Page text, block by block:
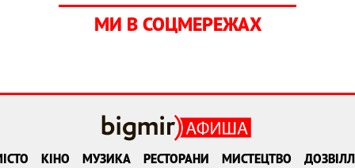
МИ В СОЦМЕРЕЖАХ
КІНО МУЗИКА РЕСТОРАНИ МИСТЕЦТВО